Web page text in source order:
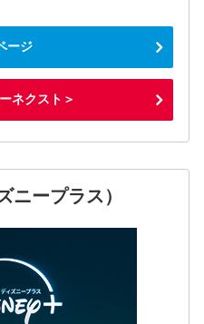
ージ
ネクスト＞
ニープラス）